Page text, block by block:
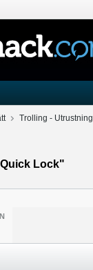
Trolling - Utrustning
Lock"